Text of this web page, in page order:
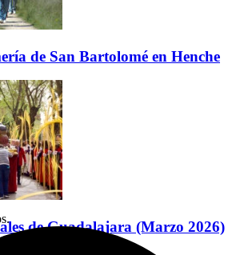
de San Bartolomé en Henche
de Guadalajara (Marzo 2026)